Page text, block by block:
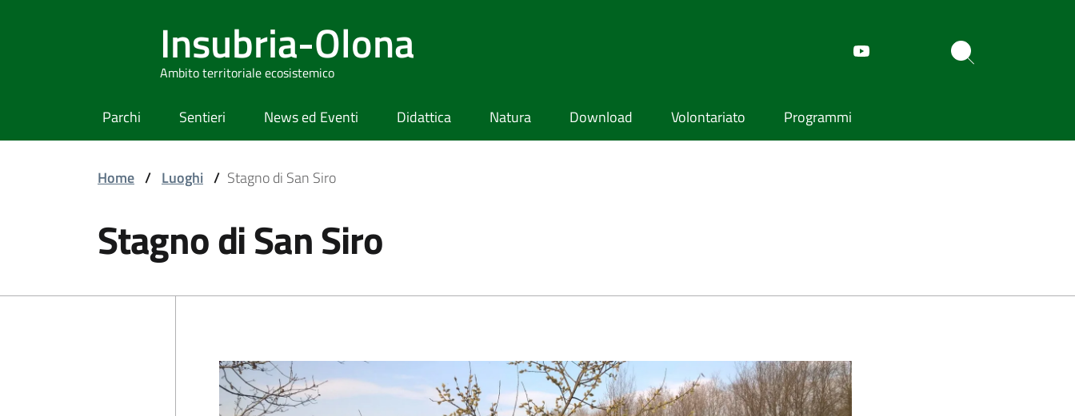
Insubria-Olona
Ambito territoriale ecosistemico
Parchi Sentieri News ed Eventi Didattica Natura Download Volontariato Programmi
Home / Luoghi / Stagno di San Siro
Stagno di San Siro